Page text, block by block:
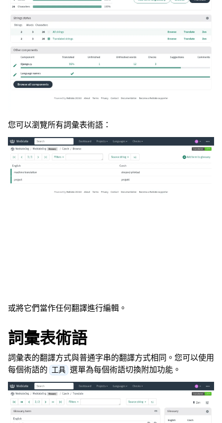
您可以瀏覽所有詞彙表術語：
或將它們當作任何翻譯進行編輯。
詞彙表術語
詞彙表的翻譯方式與普通字串的翻譯方式相同。您可以使用
每個術語的 工具 選單為每個術語切換附加功能。